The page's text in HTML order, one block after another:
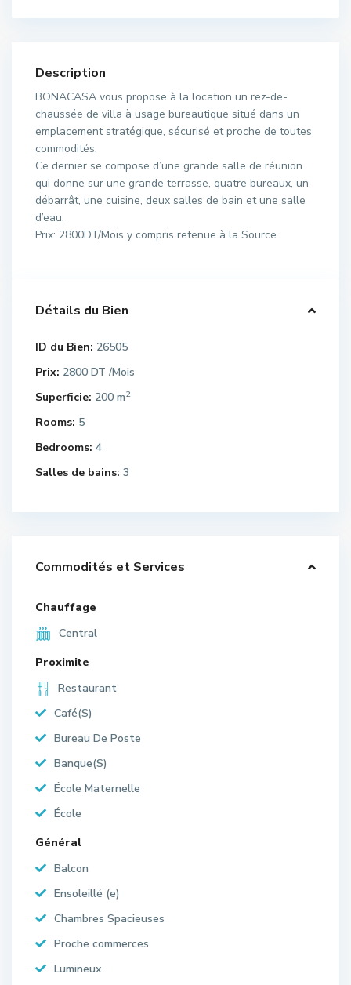
Description
BONACASA vous propose à la location un rez-de-
chaussée de villa à usage bureautique situé dans un
emplacement stratégique, sécurisé et proche de toutes
commodités.
Ce dernier se compose d’une grande salle de réunion
qui donne sur une grande terrasse, quatre bureaux, un
débarrât, une cuisine, deux salles de bain et une salle
d’eau.
Prix: 2800DT/Mois y compris retenue à la Source.
Détails du Bien
ID du Bien: 26505
Prix: 2800 DT /Mois
Superficie: 200 m2
Rooms: 5
Bedrooms: 4
Salles de bains: 3
Commodités et Services
Chauffage
Central
Proximite
Restaurant
Café(S)
Bureau De Poste
Banque(S)
École Maternelle
École
Général
Balcon
Ensoleillé (e)
Chambres Spacieuses
Proche commerces
Lumineux